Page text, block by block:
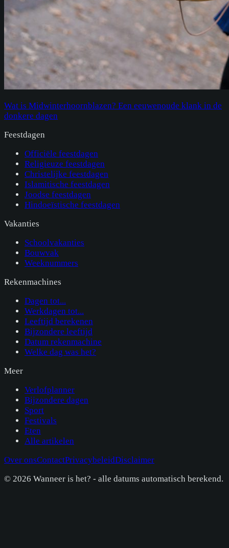
Wat is Midwinterhoornblazen? Een eeuwenoude klank in de
donkere dagen
Feestdagen
Officiële feestdagen
Religieuze feestdagen
Christelijke feestdagen
Islamitische feestdagen
Joodse feestdagen
Hindoeïstische feestdagen
Vakanties
Schoolvakanties
Bouwvak
Weeknummers
Rekenmachines
Dagen tot...
Werkdagen tot...
Leeftijd berekenen
Bijzondere leeftijd
Datum rekenmachine
Welke dag was het?
Meer
Verlofplanner
Bijzondere dagen
Sport
Festivals
Eten
Alle artikelen
Over onsContactPrivacybeleidDisclaimer
© 2026 Wanneer is het? - alle datums automatisch berekend.